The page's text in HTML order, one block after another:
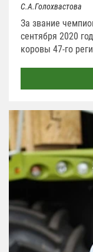
С.А.Голохвастова
За звание
сентября 2020
коровы 47-го